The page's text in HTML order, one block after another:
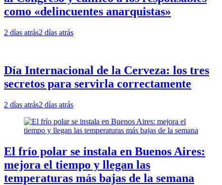
como «delincuentes anarquistas»
2 días atrás2 días atrás
Día Internacional de la Cerveza: los tres
secretos para servirla correctamente
2 días atrás2 días atrás
El frío polar se instala en Buenos Aires:
mejora el tiempo y llegan las
temperaturas más bajas de la semana